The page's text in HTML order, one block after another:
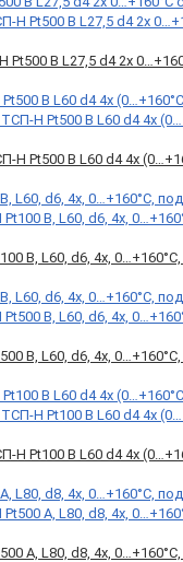
B L27,5 d4 2х
Н Pt500 B L60 d4 4x
B, L60, d6, 4х,
B, L60, d6, 4х,
Н Pt100 B L60 d4 4x
А, L80, d8, 4х,